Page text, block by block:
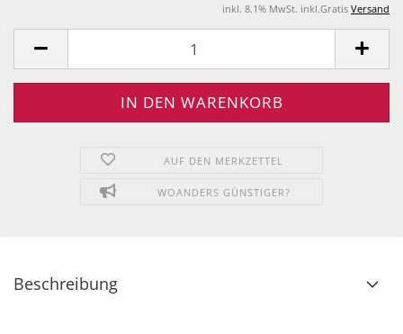
inkl. 8.1% MwSt. inkl.Gratis Versand
AUF DEN MERKZETTEL
WOANDERS GÜNSTIGER?
Beschreibung